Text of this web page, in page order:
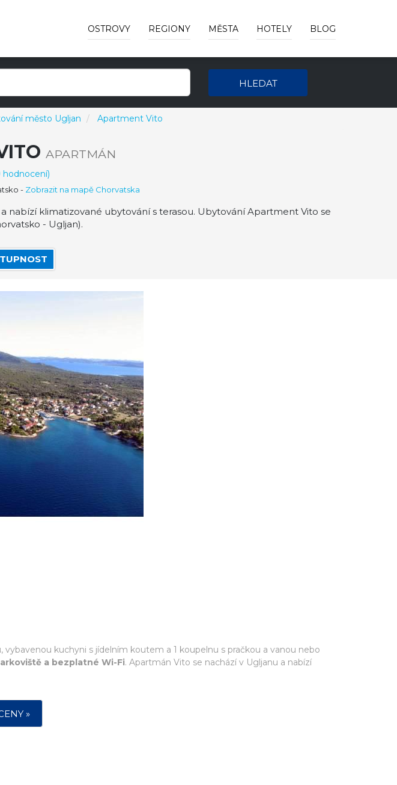
OSTROVY REGIONY MĚSTA HOTELY BLOG
HLEDAT
město Ugljan Apartment Vito
APARTMÁN
hodnocení)
- Zobrazit na mapě Chorvatska
klimatizované ubytování s terasou. Ubytování Apartment Vito se
- Ugljan).
kuchyni s jídelním koutem a 1 koupelnu s pračkou a vanou nebo
a bezplatné Wi-Fi. Apartmán Vito se nachází v Ugljanu a nabízí
»